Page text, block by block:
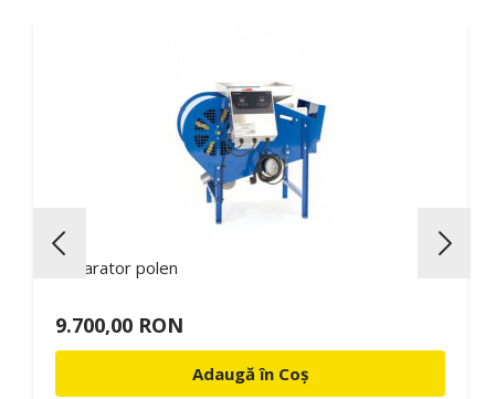
Separator polen
9.700,00 RON
Adaugă în Coș